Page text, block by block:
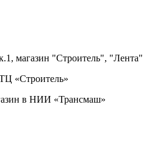
магазин "Строитель", "Лента"
«Строитель»
в НИИ «Трансмаш»